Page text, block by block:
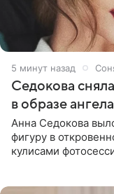
5 минут назад
Седокова
в образе ангела
Анна Седокова
фигуру в
кулисами